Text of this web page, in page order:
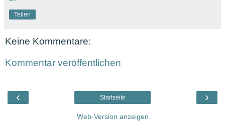
Teilen
Keine Kommentare:
Kommentar veröffentlichen
‹ ›
Startseite
Web-Version anzeigen